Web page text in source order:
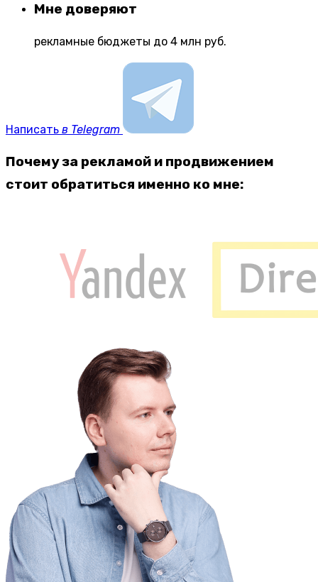
Мне доверяют
рекламные бюджеты до 4 млн руб.
Написать в Telegram
Почему за рекламой и продвижением
стоит обратиться именно ко мне: